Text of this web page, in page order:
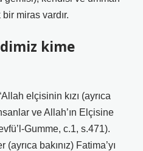
miras vardır.
kime
elçisinin kızı (ayrıca
ve Allah’ın Elçisine
Gumme, c.1, s.471).
bakınız) Fatima’yı